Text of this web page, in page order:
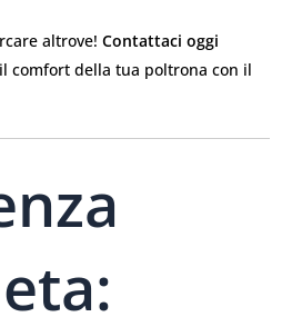
altrove! Contattaci oggi
comfort della tua poltrona con il